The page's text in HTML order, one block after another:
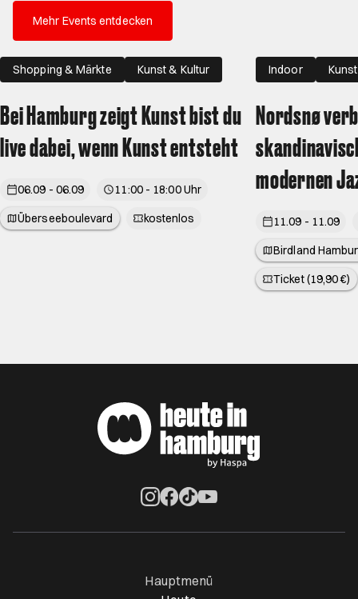
Mehr Events entdecken
Shopping & Märkte
Kunst & Kultur
Bei Hamburg zeigt Kunst bist du
live dabei, wenn Kunst entsteht
06.09 - 06.09
11:00 - 18:00 Uhr
Überseeboulevard
kostenlos
Indoor
Nordsnø
modernen
11.09 - 11.09
Birdland
Ticket (19,90 €)
Hauptmenü